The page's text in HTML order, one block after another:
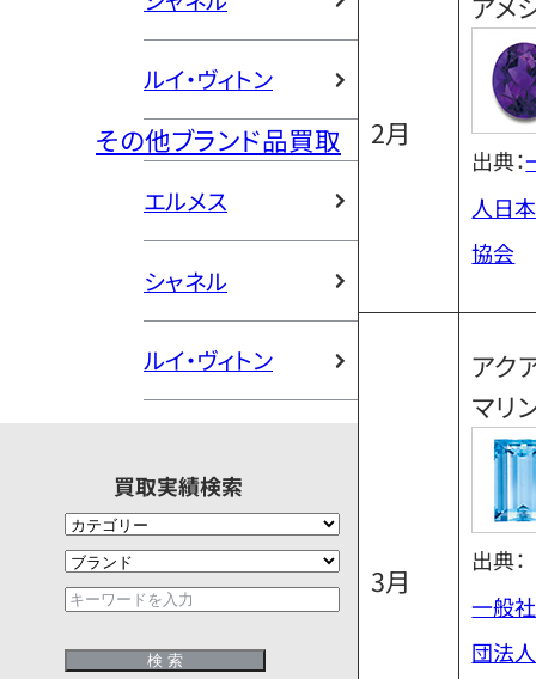
ルイ・ヴィトン
その他ブランド品買取
エルメス
シャネル
ルイ・ヴィトン
買取実績検索
2月
出典：
人日
協会
3月
アク
マリ
出典：
一般社
団法人